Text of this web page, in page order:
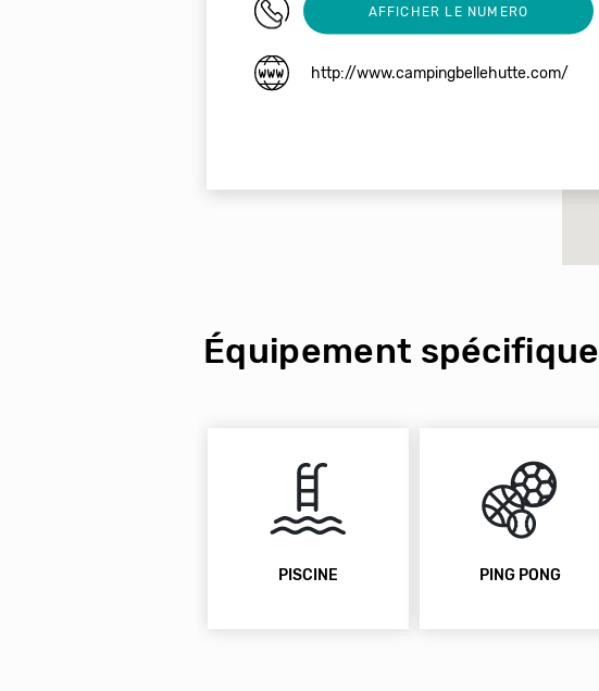
03 29 25 49 75AFFICHER LE NUMERO
http://www.campingbellehutte.com/
Équipement spécifique
PISCINE PING PONG